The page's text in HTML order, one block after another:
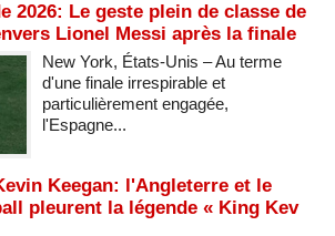
2026: Le geste plein de classe de
Lionel Messi après la finale
New York, États-Unis – Au terme
d'une finale irrespirable et
particulièrement engagée,
l'Espagne...
Keegan: l'Angleterre et le
pleurent la légende « King Kev